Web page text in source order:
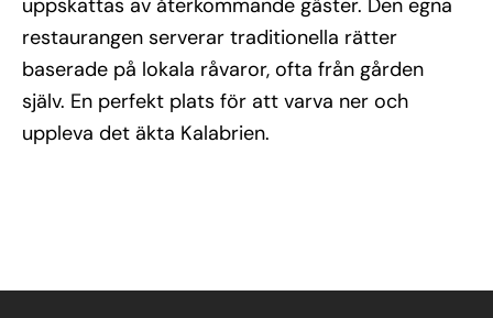
uppskattas av återkommande gäster. Den egna
restaurangen serverar traditionella rätter
baserade på lokala råvaror, ofta från gården
själv. En perfekt plats för att varva ner och
uppleva det äkta Kalabrien.